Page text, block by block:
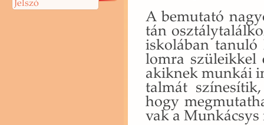
A be­mu­ta­tó
tán
is­ko­lá­ban
lom­ra szü­le­ik­kel
akik­nek mun­kái
tal­mát
hogy
vak a Mun­ká­csys